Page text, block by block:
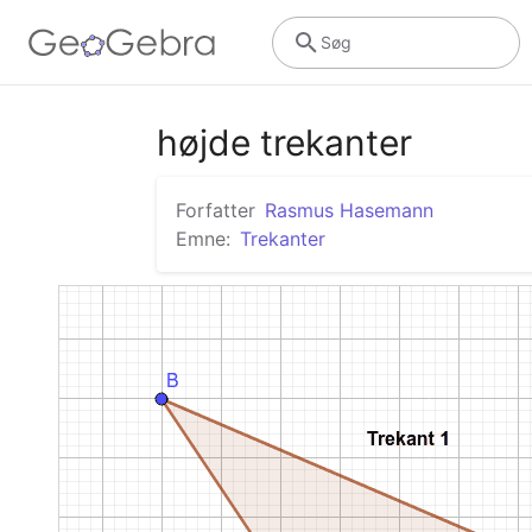
Søg
højde trekanter
Forfatter Rasmus Hasemann
Emne: Trekanter